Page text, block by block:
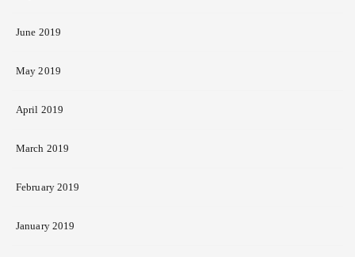
June 2019
May 2019
April 2019
March 2019
February 2019
January 2019